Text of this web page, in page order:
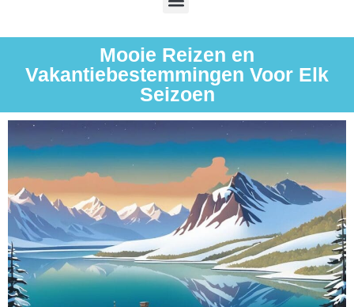
Mooie Reizen en
Vakantiebestemmingen Voor Elk
Seizoen